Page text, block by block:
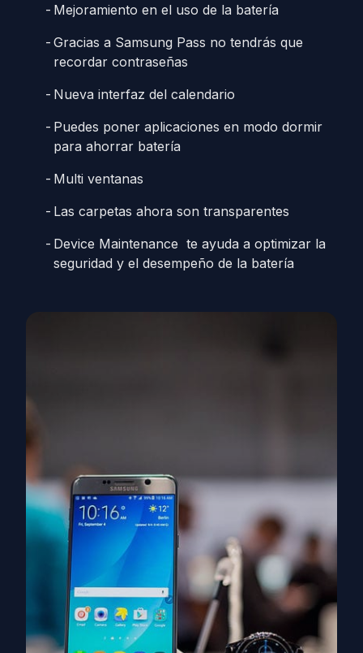
Mejoramiento en el uso de la batería
Gracias a Samsung Pass no tendrás que
recordar contraseñas
Nueva interfaz del calendario
Puedes poner aplicaciones en modo dormir
para ahorrar batería
Multi ventanas
Las carpetas ahora son transparentes
Device Maintenance te ayuda a optimizar la
seguridad y el desempeño de la batería